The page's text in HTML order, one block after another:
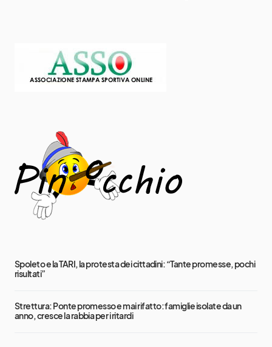
Spoleto e la TARI, la protesta dei cittadini: “Tante promesse, pochi
risultati”
Strettura: Ponte promesso e mai rifatto: famiglie isolate da un
anno, cresce la rabbia per i ritardi